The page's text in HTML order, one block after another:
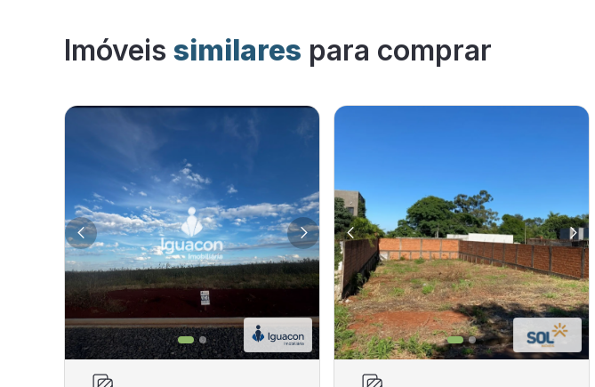
Imóveis similares para comprar